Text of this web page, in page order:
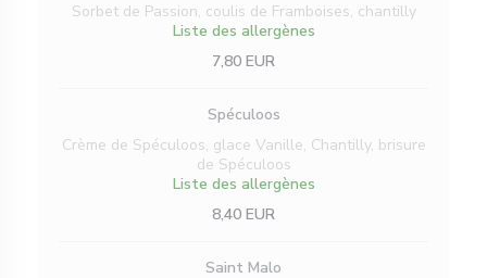
Sorbet de Passion, coulis de Framboises, chantilly
Liste des allergènes
7,80 EUR
Spéculoos
Crème de Spéculoos, glace Vanille, Chantilly, brisure
de Spéculoos
Liste des allergènes
8,40 EUR
Saint Malo